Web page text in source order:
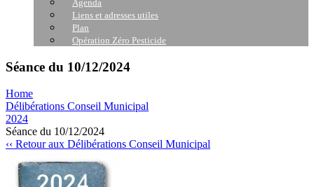
Agenda
Liens et adresses utiles
Plan
Opération Zéro Pesticide
Séance du 10/12/2024
Home
Délibérations Conseil Municipal
2024
Séance du 10/12/2024
‹‹ Retour aux Délibérations Conseil Municipal